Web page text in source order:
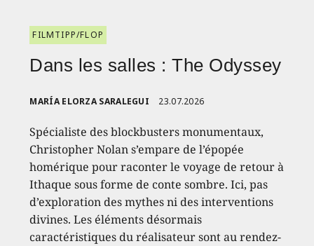
FILMTIPP/FLOP
Dans les salles : The Odyssey
MARÍA ELORZA SARALEGUI 23.07.2026
Spécialiste des blockbusters monumentaux,
Christopher Nolan s’empare de l’épopée
homérique pour raconter le voyage de retour à
Ithaque sous forme de conte sombre. Ici, pas
d’exploration des mythes ni des interventions
divines. Les éléments désormais
caractéristiques du réalisateur sont au rendez-